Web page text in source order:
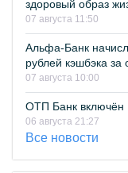
здоровый образ
07 августа 11:50
Альфа-Банк
рублей кэшбэка за
07 августа 10:00
ОТП Банк
06 августа 21:27
Все новости